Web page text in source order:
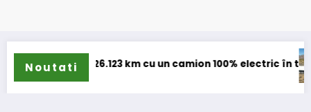
Noutati
km cu un camion 100% electric în transport internațional
Proiectul Revoy